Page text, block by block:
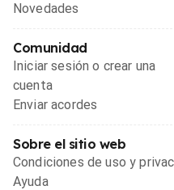
Novedades
Comunidad
Iniciar sesión o crear una
cuenta
Enviar acordes
Sobre el sitio web
Condiciones de uso y
Ayuda